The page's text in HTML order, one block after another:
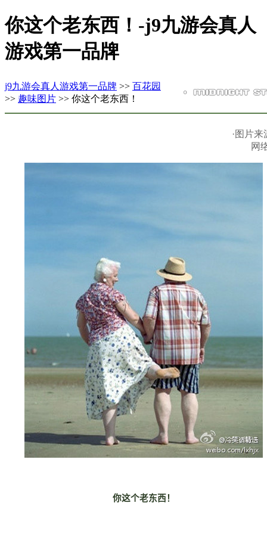
你这个老东西！-j9九游会真人
游戏第一品牌
j9九游会真人游戏第一品牌 >> 百花园
>> 趣味图片 >> 你这个老东西！
·图片来
网
你这个老东西！